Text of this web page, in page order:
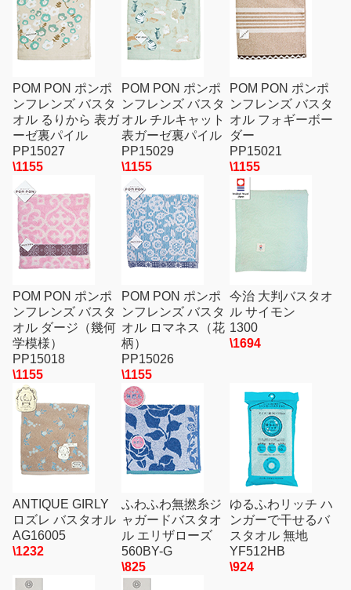
POM PON ポンポ
ンフレンズ バスタ
オル るりから 表ガ
ーゼ裏パイル
PP15027
\1155
POM PON ポンポ
ンフレンズ バスタ
オル チルキャット
表ガーゼ裏パイル
PP15029
\1155
POM PON ポンポ
ンフレンズ バスタ
オル フォギーボー
ダー
PP15021
\1155
POM PON ポンポ
ンフレンズ バスタ
オル ダージ（幾何
学模様）
PP15018
\1155
POM PON ポンポ
ンフレンズ バスタ
オル ロマネス（花
柄）
PP15026
\1155
今治 大判バスタオ
ル サイモン
1300
\1694
ANTIQUE GIRLY
ロズレ バスタオル
AG16005
\1232
ふわふわ無撚糸ジ
ャガードバスタオ
ル エリザローズ
560BY-G
\825
ゆるふわリッチ ハ
ンガーで干せるバ
スタオル 無地
YF512HB
\924